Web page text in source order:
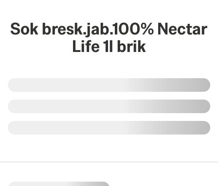
Sok bresk.jab.100% Nectar
Life 1l brik